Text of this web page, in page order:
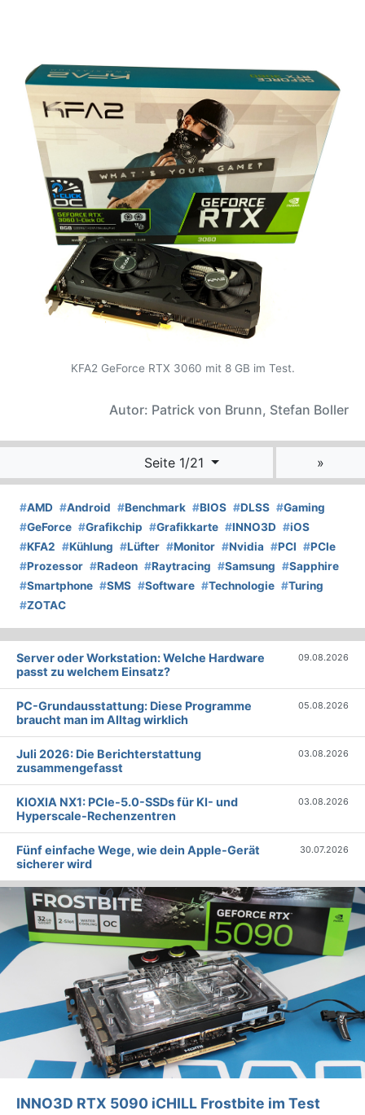
KFA2 GeForce RTX 3060 mit 8 GB im Test.
Autor: Patrick von Brunn, Stefan Boller
Seite 1/21 »
#AMD #Android #Benchmark #BIOS #DLSS #Gaming
#GeForce #Grafikchip #Grafikkarte #INNO3D #iOS
#KFA2 #Kühlung #Lüfter #Monitor #Nvidia #PCI #PCIe
#Prozessor #Radeon #Raytracing #Samsung #Sapphire
#Smartphone #SMS #Software #Technologie #Turing
#ZOTAC
Server oder Workstation: Welche Hardware
passt zu welchem Einsatz?
09.08.2026
PC-Grundausstattung: Diese Programme
braucht man im Alltag wirklich
05.08.2026
Juli 2026: Die Bericht­erstattung
zusammengefasst
03.08.2026
KIOXIA NX1: PCIe-5.0-SSDs für KI- und
Hyperscale-Rechenzentren
03.08.2026
Fünf einfache Wege, wie dein Apple-Gerät
sicherer wird
30.07.2026
INNO3D RTX 5090 iCHILL Frostbite im Test